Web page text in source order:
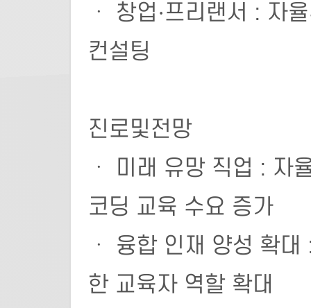
ㆍ 창업·프리랜서 : 자
컨설팅
진로및전망
ㆍ 미래 유망 직업 : 자
코딩 교육 수요 증가
ㆍ 융합 인재 양성 확
한 교육자 역할 확대